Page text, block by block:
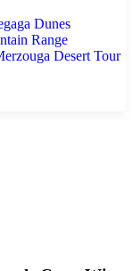
Dunes
Range
Desert Tour